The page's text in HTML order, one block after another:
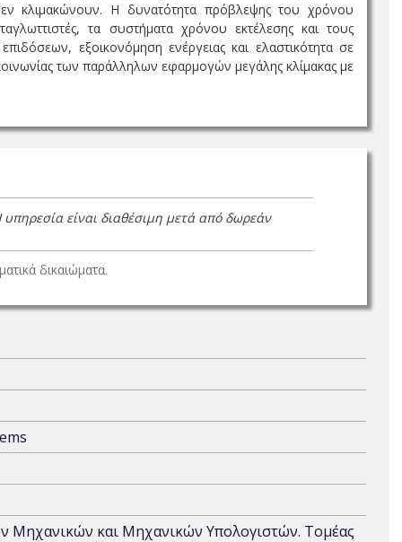
κλιμακώνουν. Η δυνατότητα πρόβλεψης του χρόνου
τα συστήματα χρόνου εκτέλεσης και τους
εξοικονόμηση ενέργειας και ελαστικότητα σε
των παράλληλων εφαρμογών μεγάλης κλίμακας με
υπηρεσία είναι διαθέσιμη μετά από δωρεάν
δικαιώματα.
Μηχανικών και Μηχανικών Υπολογιστών. Τομέας